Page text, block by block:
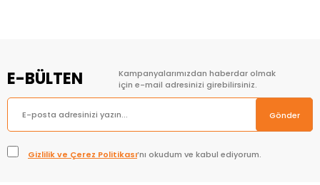
E-BÜLTEN
Kampanyalarımızdan haberdar olmak
için e-mail adresinizi girebilirsiniz.
Gönder
Gizlilik ve Çerez Politikası’nı okudum ve kabul ediyorum.